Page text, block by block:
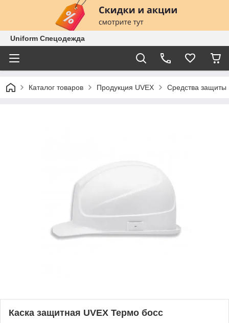
Uniform Спецодежда
Каталог товаров Продукция UVEX Средства защиты
Каска защитная UVEX Термо босс